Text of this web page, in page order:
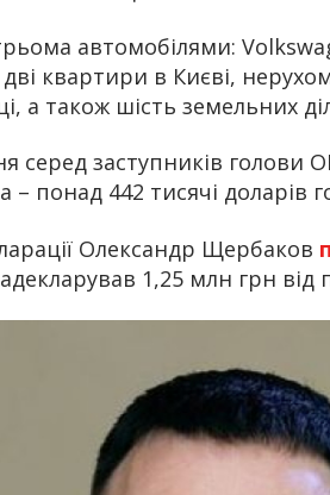
автомобілями:
дві квартири в Києві,
а також шість земельних
серед заступників голови
понад 442 тисячі доларів
Олександр Щербаков
1,25 млн грн